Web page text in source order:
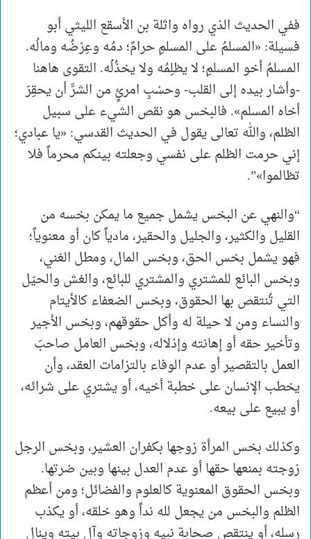
ففي الحديث الذي رواه واثلة بن الأسقع الليثي أبو
فسيلة: «المسلمُ على المسلمِ حرامٌ؛ دمُه وعِرْضُه ومالُه.
المسلمُ أخو المسلمِ؛ لا يظلِمُه ولا يخذُلُه. التقوى هاهنا
-وأشار بيده إلى القلب- وحسْبِ امرئٍ من الشرِّ أن يحقِرَ
أخاه المسلم». فالبخس هو نقص الشيء على سبيل
الظلم، والله تعالى يقول في الحديث القدسي: «يا عبادي؛
إني حرمت الظلم على نفسي وجعلته بينكم محرماً فلا
تظالموا»”.
“والنهي عن البخس يشمل جميع ما يمكن بخسه من
القليل والكثير، والجليل والحقير، مادياً كان أو معنوياً؛
فهو يشمل بخس الحق، وبخس المال، ومطل الغني،
وبخس البائع للمشتري والمشتري للبائع، والغش والحيَل
التي تُنتقص بها الحقوق، وبخس الضعفاء كالأيتام
والنساء ومن لا حيلة له وأكل حقوقهم، وبخس الأجير
وتأخير حقه أو إهانته وإذلاله، وبخس العامل صاحبَ
العمل بالتقصير أو عدم الوفاء بالتزامات العقد، وأن
يخطب الإنسان على خطبة أخيه، أو يشتري على شرائه،
أو يبيع على بيعه.
وكذلك بخس المرأة زوجها بكفران العشير، وبخس الرجل
زوجته بمنعها حقها أو عدم العدل بينها وبين ضرتها.
وبخس الحقوق المعنوية كالعلوم والفضائل؛ ومن أعظم
الظلم والبخس من يجعل لله نداً وهو خلقه، أو يكذب
رسله، أو ينتقص صحابة نبيه وزوجاته وآل بيته وينال